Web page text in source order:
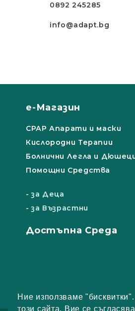
Ние използваме
този сайта, Вие се
0892 245285
info@adapt.bg
е-Магазин
СРАР Апарати и маски
Кислородни Терапии
Болнични Легла и
Помощни Средства
- за Деца
- за Възрастни
Достъпна Среда